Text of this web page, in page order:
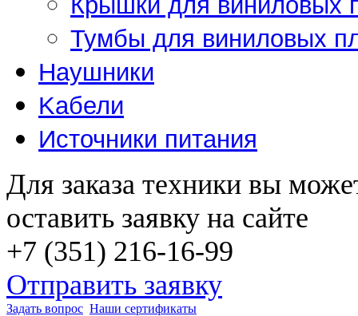
Тумбы для виниловых
Наушники
Kабели
Источники питания
Для заказа техники вы
оставить заявку на сайте
+7 (351) 216-16-99
Отправить заявку
Задать вопрос Наши сертификаты